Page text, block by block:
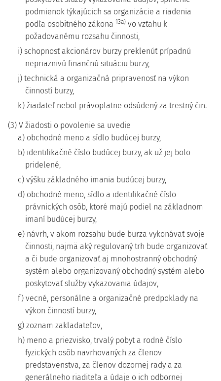
podmienok týkajúcich sa organizácie a riadenia
podľa osobitného zákona 13a) vo vzťahu k
požadovanému rozsahu činnosti,
i) schopnosť akcionárov burzy preklenúť prípadnú
nepriaznivú finančnú situáciu burzy,
j) technická a organizačná pripravenosť na výkon
činností burzy,
k) žiadateľ nebol právoplatne odsúdený za trestný čin.
(3) V žiadosti o povolenie sa uvedie
a) obchodné meno a sídlo budúcej burzy,
b) identifikačné číslo budúcej burzy, ak už jej bolo
pridelené,
c) výšku základného imania budúcej burzy,
d) obchodné meno, sídlo a identifikačné číslo
právnických osôb, ktoré majú podiel na základnom
imaní budúcej burzy,
e) návrh, v akom rozsahu bude burza vykonávať svoje
činnosti, najmä aký regulovaný trh bude organizovať
a či bude organizovať aj mnohostranný obchodný
systém alebo organizovaný obchodný systém alebo
poskytovať služby vykazovania údajov,
f) vecné, personálne a organizačné predpoklady na
výkon činností burzy,
g) zoznam zakladateľov,
h) meno a priezvisko, trvalý pobyt a rodné číslo
fyzických osôb navrhovaných za členov
predstavenstva, za členov dozornej rady a za
generálneho riaditeľa a údaje o ich odbornej